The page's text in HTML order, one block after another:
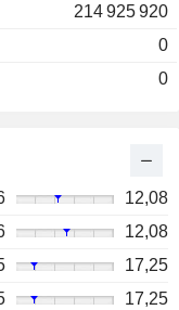
214 925 920
0
0
12,08
12,08
17,25
17,25